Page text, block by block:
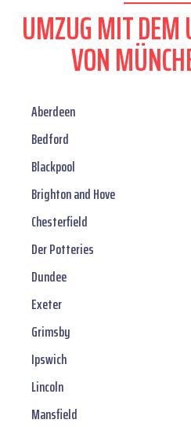
UMZUG MIT DEM
VON
Aberdeen
Bedford
Blackpool
Brighton and Hove
Chesterfield
Der Potteries
Dundee
Exeter
Grimsby
Ipswich
Lincoln
Mansfield